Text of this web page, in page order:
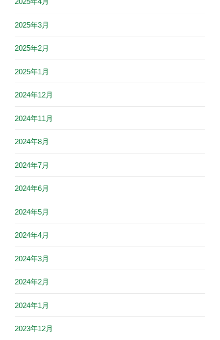
2025年3月
2025年2月
2025年1月
2024年12月
2024年11月
2024年8月
2024年7月
2024年6月
2024年5月
2024年4月
2024年3月
2024年2月
2024年1月
2023年12月